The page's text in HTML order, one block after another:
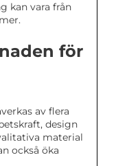
kan vara från
för
av flera
design
material
också öka